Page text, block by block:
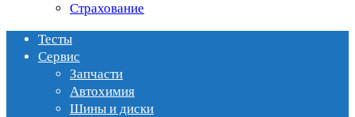
Страхование
Тесты
Сервис
Запчасти
Автохимия
Шины и диски